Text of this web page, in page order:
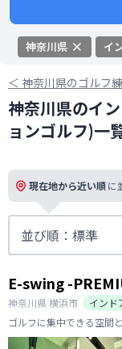
神奈川県 イ
＜ 神奈川県のゴルフ
神奈川県のイ
ョンゴルフ)一
現在地から近い順に
E-swing -
神奈川県横浜市
インド
ゴルフに集中できる空間